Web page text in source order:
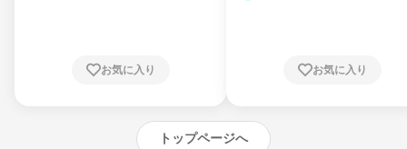
崎県、熊本県、大分県、宮崎県、鹿児島県、
お気に入り お気に入り
トップページへ